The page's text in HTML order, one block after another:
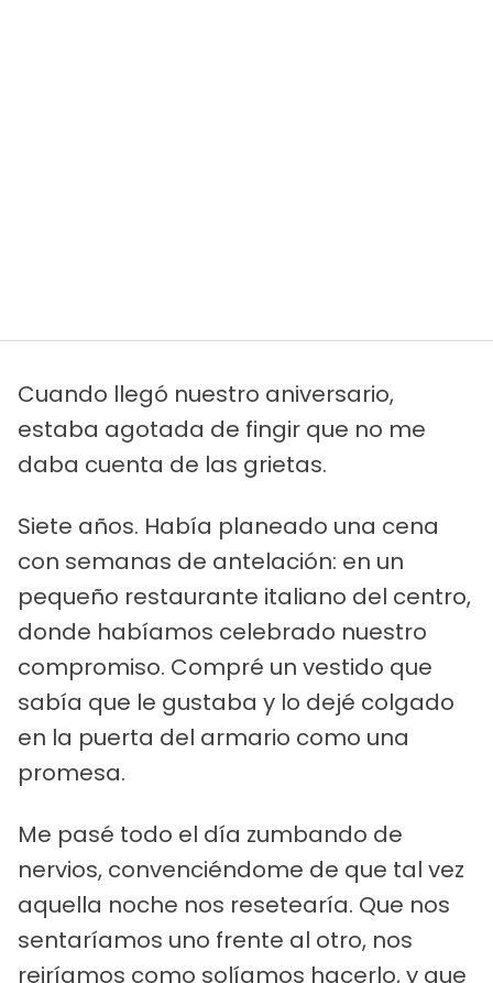
Cuando llegó nuestro aniversario,
estaba agotada de fingir que no me
daba cuenta de las grietas.
Siete años. Había planeado una cena
con semanas de antelación: en un
pequeño restaurante italiano del centro,
donde habíamos celebrado nuestro
compromiso. Compré un vestido que
sabía que le gustaba y lo dejé colgado
en la puerta del armario como una
promesa.
Me pasé todo el día zumbando de
nervios, convenciéndome de que tal vez
aquella noche nos resetearía. Que nos
sentaríamos uno frente al otro, nos
reiríamos como solíamos hacerlo, y que